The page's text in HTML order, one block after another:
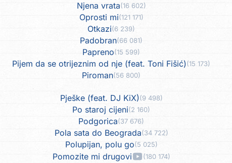
Njena vrata(16 602)
Oprosti mi(121 171)
Otkazi(6 239)
Padobran(66 081)
Papreno(15 599)
Pijem da se otrijeznim od nje (feat. Toni Fišić)(15 173)
Piroman(56 800)
Pješke (feat. DJ KiX)(9 498)
Po staroj cijeni(2 160)
Podgorica(37 676)
Pola sata do Beograda(34 722)
Polupijan, polu go(5 025)
Pomozite mi drugovi (180 174)